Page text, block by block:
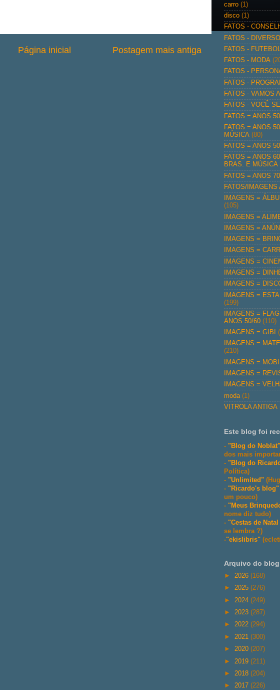
Postagem mais antiga
Página inicial
carro (1)
disco (1)
FATOS -
FATOS -
FATOS -
FATOS - MODA
FATOS -
FATOS -
FATOS - VAMOS
FATOS - VOCÊ
FATOS = ANOS 50
FATOS = ANOS
MÚSICA (80)
FATOS = ANOS
FATOS = ANOS
BRAS. E MÚSICA
FATOS = ANOS 70
FATOS/IMAGENS
IMAGENS =
(105)
IMAGENS =
IMAGENS =
IMAGENS =
IMAGENS =
IMAGENS =
IMAGENS =
IMAGENS =
IMAGENS =
(199)
IMAGENS =
ANOS 50/60 (110)
IMAGENS = GIBI
IMAGENS =
(210)
IMAGENS =
IMAGENS =
IMAGENS =
moda (1)
VITROLA ANTIGA
Este blog foi
- "Blog do Noblat"
dos mais
- "Blog do
Política)
- "Unlimited"
- "Ricardo's blog"
um pouco)
- "Meus
nome diz tudo)
- "Cestas de
se lembra ?)
-"ekislibris"
Arquivo do blog
► 2026 (168)
► 2025 (276)
► 2024 (249)
► 2023 (287)
► 2022 (294)
► 2021 (300)
► 2020 (207)
► 2019 (211)
► 2018 (204)
► 2017 (226)